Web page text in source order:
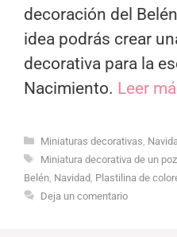
decoración del
idea podrás crear
decorativa para la
Nacimiento. Leer
Categorías
Miniaturas decorativas
Etiquetas
Miniatura decorativa de un
Belén Navidad Plastilina de
Deja un comentario